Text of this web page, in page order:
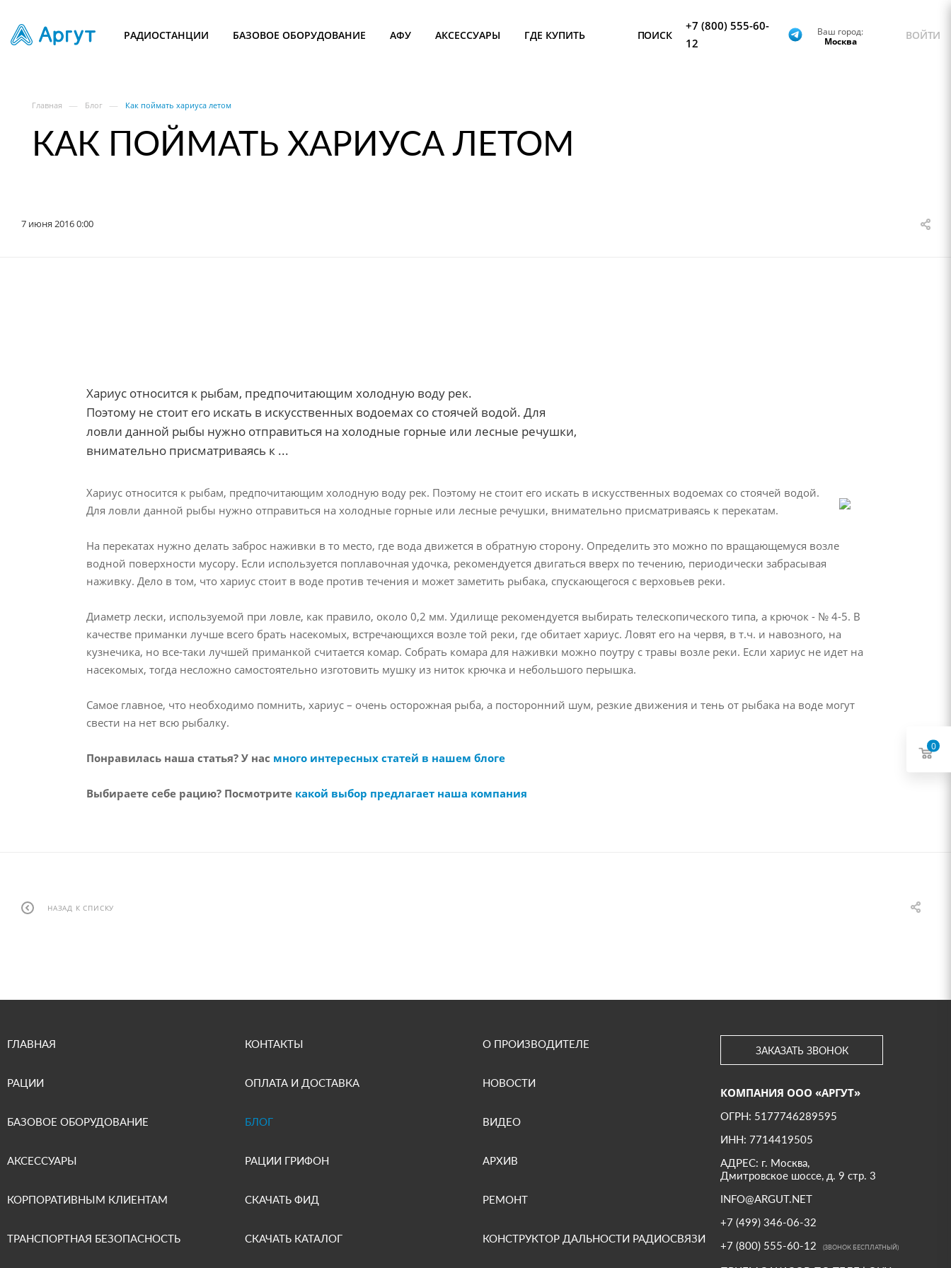
РАДИОСТАНЦИИ БАЗОВОЕ ОБОРУДОВАНИЕ АФУ АКСЕССУАРЫ ГДЕ КУПИТЬ ПОИСК
+7 (800) 555-60-
12
Ваш город:
Москва
ВОЙТИ
Главная — Блог — Как поймать хариуса летом
КАК ПОЙМАТЬ ХАРИУСА ЛЕТОМ
7 июня 2016 0:00
Хариус относится к рыбам, предпочитающим холодную воду рек.
Поэтому не стоит его искать в искусственных водоемах со стоячей водой. Для
ловли данной рыбы нужно отправиться на холодные горные или лесные речушки,
внимательно присматриваясь к ...
Хариус относится к рыбам, предпочитающим холодную воду рек. Поэтому не стоит его искать в искусственных водоемах со стоячей водой.
Для ловли данной рыбы нужно отправиться на холодные горные или лесные речушки, внимательно присматриваясь к перекатам.
На перекатах нужно делать заброс наживки в то место, где вода движется в обратную сторону. Определить это можно по вращающемуся возле
водной поверхности мусору. Если используется поплавочная удочка, рекомендуется двигаться вверх по течению, периодически забрасывая
наживку. Дело в том, что хариус стоит в воде против течения и может заметить рыбака, спускающегося с верховьев реки.
Диаметр лески, используемой при ловле, как правило, около 0,2 мм. Удилище рекомендуется выбирать телескопического типа, а крючок - № 4-5. В
качестве приманки лучше всего брать насекомых, встречающихся возле той реки, где обитает хариус. Ловят его на червя, в т.ч. и навозного, на
кузнечика, но все-таки лучшей приманкой считается комар. Собрать комара для наживки можно поутру с травы возле реки. Если хариус не идет на
насекомых, тогда несложно самостоятельно изготовить мушку из ниток крючка и небольшого перышка.
Самое главное, что необходимо помнить, хариус – очень осторожная рыба, а посторонний шум, резкие движения и тень от рыбака на воде могут
свести на нет всю рыбалку.
Понравилась наша статья? У нас много интересных статей в нашем блоге
Выбираете себе рацию? Посмотрите какой выбор предлагает наша компания
НАЗАД К СПИСКУ
ГЛАВНАЯ
РАЦИИ
БАЗОВОЕ ОБОРУДОВАНИЕ
АКСЕССУАРЫ
КОРПОРАТИВНЫМ КЛИЕНТАМ
ТРАНСПОРТНАЯ БЕЗОПАСНОСТЬ
КОНТАКТЫ
ОПЛАТА И ДОСТАВКА
БЛОГ
РАЦИИ ГРИФОН
СКАЧАТЬ ФИД
СКАЧАТЬ КАТАЛОГ
О ПРОИЗВОДИТЕЛЕ
НОВОСТИ
ВИДЕО
АРХИВ
РЕМОНТ
КОНСТРУКТОР ДАЛЬНОСТИ РАДИОСВЯЗИ
ЗАКАЗАТЬ ЗВОНОК
КОМПАНИЯ ООО «АРГУТ»
ОГРН: 5177746289595
ИНН: 7714419505
АДРЕС: г. Москва,
Дмитровское шоссе, д. 9 стр. 3
INFO@ARGUT.NET
+7 (499) 346-06-32
+7 (800) 555-60-12
(ЗВОНОК БЕСПЛАТНЫЙ)
0